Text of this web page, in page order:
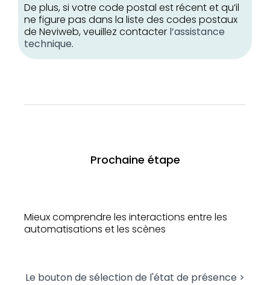
De plus, si votre code postal est récent et qu’il
ne figure pas dans la liste des codes postaux
de Neviweb, veuillez contacter l’assistance
technique.
Prochaine étape
Mieux comprendre les interactions entre les
automatisations et les scènes
Le bouton de sélection de l'état de présence >